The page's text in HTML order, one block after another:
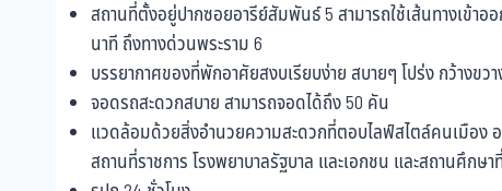
สถานที่ตั้งอยู่ปากซอยอารีย์สัมพันธ์ 5 สามารถใช้เส้นทางเข้าอ
นาที ถึงทางด่วนพระราม 6
บรรยากาศของที่พักอาศัยสงบเรียบง่าย สบายๆ โปร่ง กว้างข
จอดรถสะดวกสบาย สามารถจอดได้ถึง 50 คัน
แวดล้อมด้วยสิ่งอำนวยความสะดวกที่ตอบไลฟ์สไตล์คนเมือง
สถานที่ราชการ โรงพยาบาลรัฐบาล และเอกชน และสถานศึกษ